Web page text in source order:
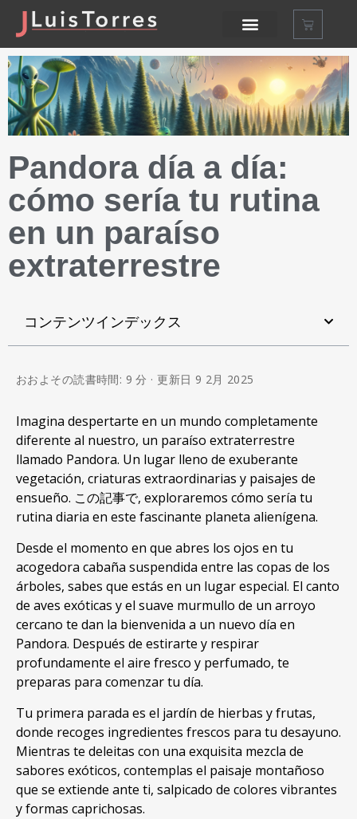
Pandora día a día:
cómo sería tu rutina
en un paraíso
extraterrestre
コンテンツインデックス
おおよその読書時間: 9 分 · 更新日 9 2月 2025
Imagina despertarte en un mundo completamente
diferente al nuestro, un paraíso extraterrestre
llamado Pandora. Un lugar lleno de exuberante
vegetación, criaturas extraordinarias y paisajes de
ensueño. この記事で, exploraremos cómo sería tu
rutina diaria en este fascinante planeta alienígena.
Desde el momento en que abres los ojos en tu
acogedora cabaña suspendida entre las copas de los
árboles, sabes que estás en un lugar especial. El canto
de aves exóticas y el suave murmullo de un arroyo
cercano te dan la bienvenida a un nuevo día en
Pandora. Después de estirarte y respirar
profundamente el aire fresco y perfumado, te
preparas para comenzar tu día.
Tu primera parada es el jardín de hierbas y frutas,
donde recoges ingredientes frescos para tu desayuno.
Mientras te deleitas con una exquisita mezcla de
sabores exóticos, contemplas el paisaje montañoso
que se extiende ante ti, salpicado de colores vibrantes
y formas caprichosas.